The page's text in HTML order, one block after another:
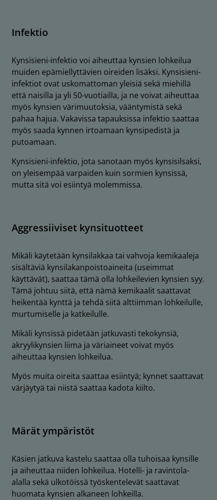
Infektio
Kynsisieni-infektio voi aiheuttaa kynsien lohkeilua
muiden epämiellyttävien oireiden lisäksi. Kynsisieni-
infektiot ovat uskomattoman yleisiä sekä miehillä
että naisilla ja yli 50-vuotiailla, ja ne voivat aiheuttaa
myös kynsien värimuutoksia, vääntymistä sekä
pahaa hajua. Vakavissa tapauksissa infektio saattaa
myös saada kynnen irtoamaan kynsipedistä ja
putoamaan.
Kynsisieni-infektio, jota sanotaan myös kynsisilsaksi,
on yleisempää varpaiden kuin sormien kynsissä,
mutta sitä voi esiintyä molemmissa.
Aggressiiviset kynsituotteet
Mikäli käytetään kynsilakkaa tai vahvoja kemikaaleja
sisältäviä kynsilakanpoistoaineita (useimmat
käyttävät), saattaa tämä olla lohkeilevien kynsien syy.
Tämä johtuu siitä, että nämä kemikaalit saattavat
heikentää kynttä ja tehdä siitä alttiimman lohkeilulle,
murtumiselle ja katkeilulle.
Mikäli kynsissä pidetään jatkuvasti tekokynsiä,
akryylikynsien liima ja väriaineet voivat myös
aiheuttaa kynsien lohkeilua.
Myös muita oireita saattaa esiintyä; kynnet saattavat
värjäytyä tai niistä saattaa kadota kiilto.
Märät ympäristöt
Käsien jatkuva kastelu saattaa olla tuhoisaa kynsille
ja aiheuttaa niiden lohkeilua. Hotelli- ja ravintola-
alalla sekä ulkotöissä työskentelevät saattavat
huomata kynsien alkaneen lohkeilla.